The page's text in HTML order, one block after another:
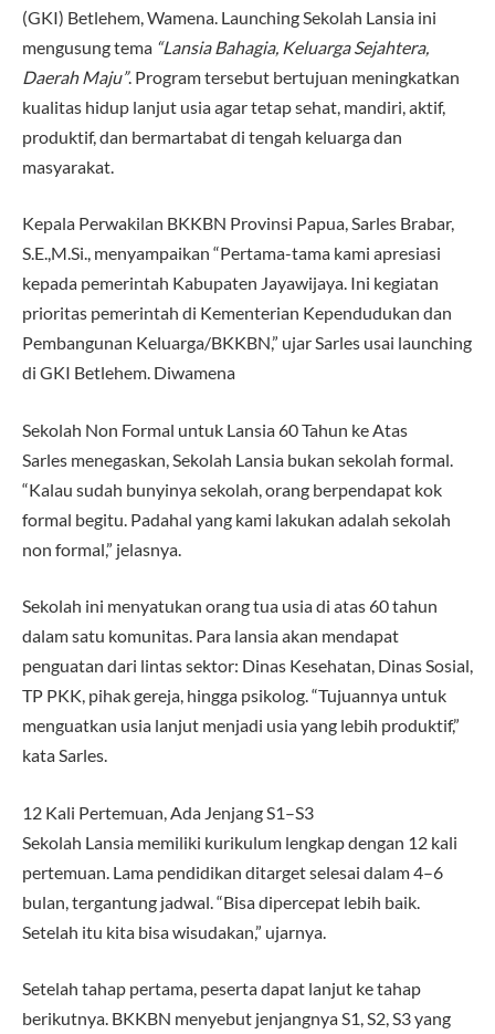
(GKI) Betlehem, Wamena. Launching Sekolah Lansia ini
mengusung tema “Lansia Bahagia, Keluarga Sejahtera,
Daerah Maju”. Program tersebut bertujuan meningkatkan
kualitas hidup lanjut usia agar tetap sehat, mandiri, aktif,
produktif, dan bermartabat di tengah keluarga dan
masyarakat.
Kepala Perwakilan BKKBN Provinsi Papua, Sarles Brabar,
S.E.,M.Si., menyampaikan “Pertama-tama kami apresiasi
kepada pemerintah Kabupaten Jayawijaya. Ini kegiatan
prioritas pemerintah di Kementerian Kependudukan dan
Pembangunan Keluarga/BKKBN,” ujar Sarles usai launching
di GKI Betlehem. Diwamena
Sekolah Non Formal untuk Lansia 60 Tahun ke Atas
Sarles menegaskan, Sekolah Lansia bukan sekolah formal.
“Kalau sudah bunyinya sekolah, orang berpendapat kok
formal begitu. Padahal yang kami lakukan adalah sekolah
non formal,” jelasnya.
Sekolah ini menyatukan orang tua usia di atas 60 tahun
dalam satu komunitas. Para lansia akan mendapat
penguatan dari lintas sektor: Dinas Kesehatan, Dinas Sosial,
TP PKK, pihak gereja, hingga psikolog. “Tujuannya untuk
menguatkan usia lanjut menjadi usia yang lebih produktif,”
kata Sarles.
12 Kali Pertemuan, Ada Jenjang S1–S3
Sekolah Lansia memiliki kurikulum lengkap dengan 12 kali
pertemuan. Lama pendidikan ditarget selesai dalam 4–6
bulan, tergantung jadwal. “Bisa dipercepat lebih baik.
Setelah itu kita bisa wisudakan,” ujarnya.
Setelah tahap pertama, peserta dapat lanjut ke tahap
berikutnya. BKKBN menyebut jenjangnya S1, S2, S3 yang